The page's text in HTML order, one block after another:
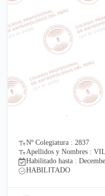
Nº Colegiatura : 2837
Apellidos y Nombres :
Habilitado hasta :
HABILITADO